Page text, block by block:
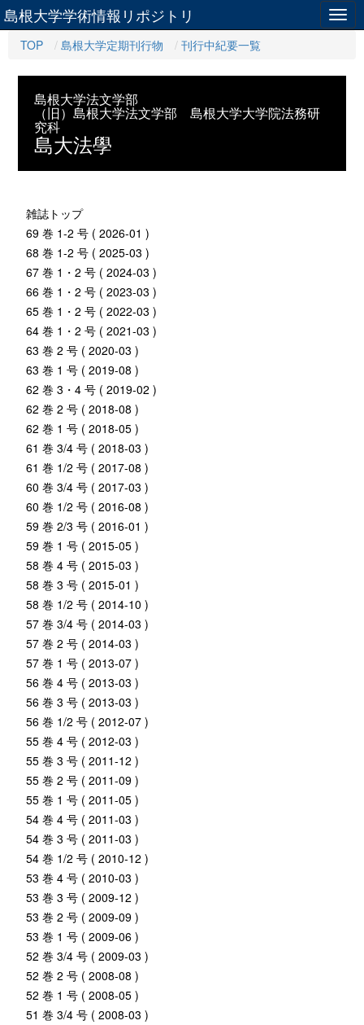
島根大学学術情報リポジトリ
TOP 島根大学定期刊行物 刊行中紀要一覧
島根大学法文学部
（旧）島根大学法文学部 島根大学大学院法務研
究科
島大法學
雑誌トップ
69 巻 1-2 号 ( 2026-01 )
68 巻 1-2 号 ( 2025-03 )
67 巻 1・2 号 ( 2024-03 )
66 巻 1・2 号 ( 2023-03 )
65 巻 1・2 号 ( 2022-03 )
64 巻 1・2 号 ( 2021-03 )
63 巻 2 号 ( 2020-03 )
63 巻 1 号 ( 2019-08 )
62 巻 3・4 号 ( 2019-02 )
62 巻 2 号 ( 2018-08 )
62 巻 1 号 ( 2018-05 )
61 巻 3/4 号 ( 2018-03 )
61 巻 1/2 号 ( 2017-08 )
60 巻 3/4 号 ( 2017-03 )
60 巻 1/2 号 ( 2016-08 )
59 巻 2/3 号 ( 2016-01 )
59 巻 1 号 ( 2015-05 )
58 巻 4 号 ( 2015-03 )
58 巻 3 号 ( 2015-01 )
58 巻 1/2 号 ( 2014-10 )
57 巻 3/4 号 ( 2014-03 )
57 巻 2 号 ( 2014-03 )
57 巻 1 号 ( 2013-07 )
56 巻 4 号 ( 2013-03 )
56 巻 3 号 ( 2013-03 )
56 巻 1/2 号 ( 2012-07 )
55 巻 4 号 ( 2012-03 )
55 巻 3 号 ( 2011-12 )
55 巻 2 号 ( 2011-09 )
55 巻 1 号 ( 2011-05 )
54 巻 4 号 ( 2011-03 )
54 巻 3 号 ( 2011-03 )
54 巻 1/2 号 ( 2010-12 )
53 巻 4 号 ( 2010-03 )
53 巻 3 号 ( 2009-12 )
53 巻 2 号 ( 2009-09 )
53 巻 1 号 ( 2009-06 )
52 巻 3/4 号 ( 2009-03 )
52 巻 2 号 ( 2008-08 )
52 巻 1 号 ( 2008-05 )
51 巻 3/4 号 ( 2008-03 )